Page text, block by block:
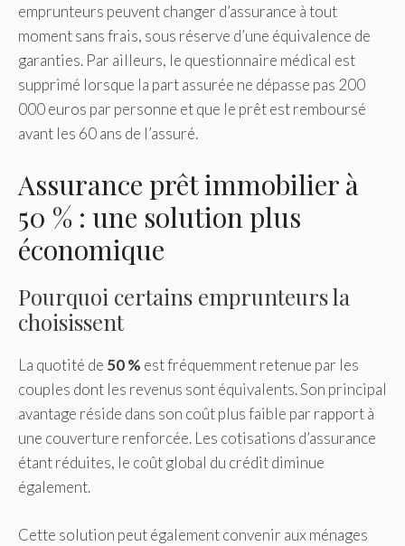
emprunteurs peuvent changer d’assurance à tout
moment sans frais, sous réserve d’une équivalence de
garanties. Par ailleurs, le questionnaire médical est
supprimé lorsque la part assurée ne dépasse pas 200
000 euros par personne et que le prêt est remboursé
avant les 60 ans de l’assuré.
Assurance prêt immobilier à
50 % : une solution plus
économique
Pourquoi certains emprunteurs la
choisissent
La quotité de 50 % est fréquemment retenue par les
couples dont les revenus sont équivalents. Son principal
avantage réside dans son coût plus faible par rapport à
une couverture renforcée. Les cotisations d’assurance
étant réduites, le coût global du crédit diminue
également.
Cette solution peut également convenir aux ménages